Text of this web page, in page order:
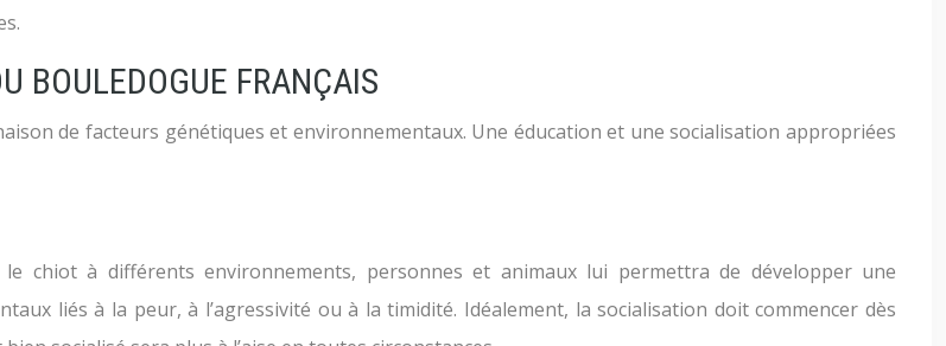
BOULEDOGUE FRANÇAIS
de facteurs génétiques et environnementaux. Une éducation et une socialisation appropriées
chiot à différents environnements, personnes et animaux lui permettra de développer une
liés à la peur, à l’agressivité ou à la timidité. Idéalement, la socialisation doit commencer dès